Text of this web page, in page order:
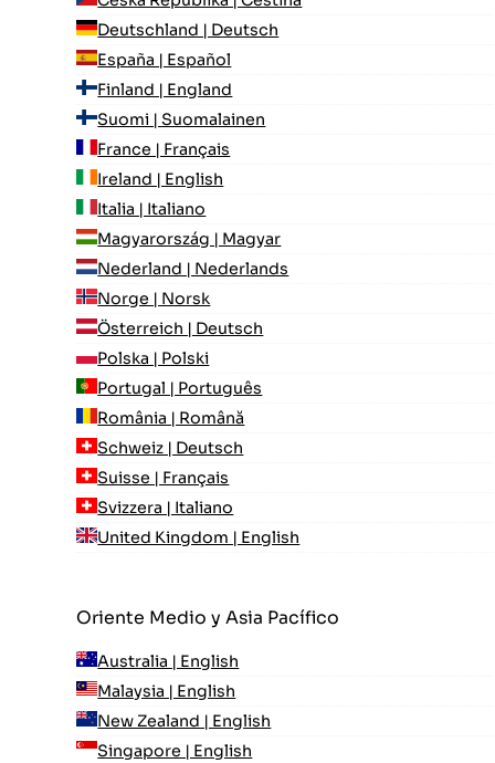
Deutschland | Deutsch
España | Español
Finland | England
Suomi | Suomalainen
France | Français
Ireland | English
Italia | Italiano
Magyarország | Magyar
Nederland | Nederlands
Norge | Norsk
Österreich | Deutsch
Polska | Polski
Portugal | Português
România | Română
Schweiz | Deutsch
Suisse | Français
Svizzera | Italiano
United Kingdom | English
Oriente Medio y Asia Pacífico
Australia | English
Malaysia | English
New Zealand | English
Singapore | English